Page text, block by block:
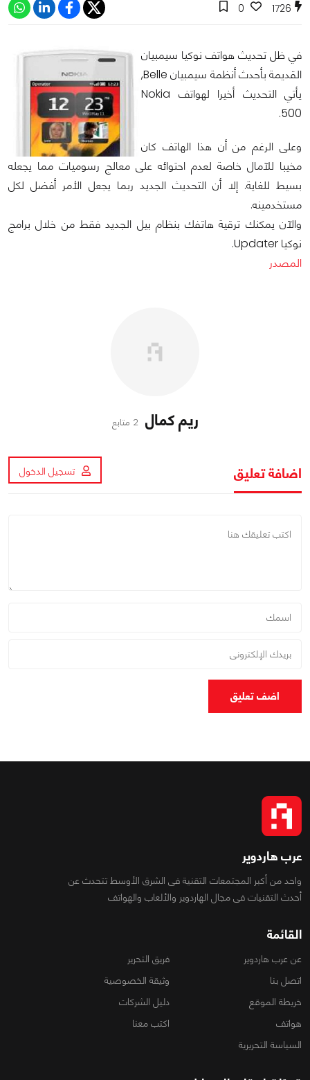
1726
0
في ظل تحديث هواتف نوكيا سيمبيان
القديمة بأحدث أنظمة سيمبيان Belle,
يأتي التحديث أخيرا لهواتف Nokia
500.
وعلى الرغم من أن هذا الهاتف كان
مخيبا للآمال خاصة لعدم احتوائه على معالج رسوميات مما يجعله
بسيط للغاية. إلا أن التحديث الجديد ربما يجعل الأمر أفضل لكل
مستخدمينه.
والآن يمكنك ترقية هاتفك بنظام بيل الجديد فقط من خلال برامج
نوكيا Updater.
المصدر
ريم كمال 2 متابع
اضافة تعليق تسجيل الدخول
اضف تعليق
عرب هاردوير
واحد من أكبر المجتمعات التقنية فى الشرق الأوسط تتحدث عن
أحدث التقنيات فى مجال الهاردوير والألعاب والهواتف
القائمة
عن عرب هاردوير
فريق التحرير
اتصل بنا
وثيقة الخصوصية
خريطة الموقع
دليل الشركات
هواتف
اكتب معنا
السياسة التحريرية